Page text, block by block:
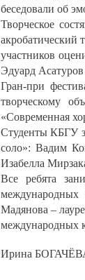
беседовали об
Творческое
акробатический
участников
Эдуард
Гран-при
творческому
«Современная
Студенты КБГУ
соло»: Вадим
Изабелла
Все ребята
международных
Мадянова –
международных
Ирина